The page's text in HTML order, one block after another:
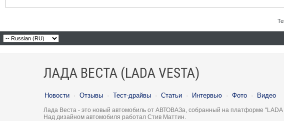
ЛАДА ВЕСТА (LADA VESTA)
Новости · Отзывы · Тест-драйвы · Статьи · Интервью · Фото · Видео
Лада Веста - это новый автомобиль от АВТОВАЗа, собранный на платформе
Над дизайном автомобиля работал Стив Маттин.